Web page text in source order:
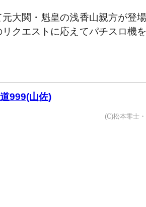
大関・魁皇の浅香山親方が登
クエストに応えてパチスロ機
999(山佐)
(C)松本零士